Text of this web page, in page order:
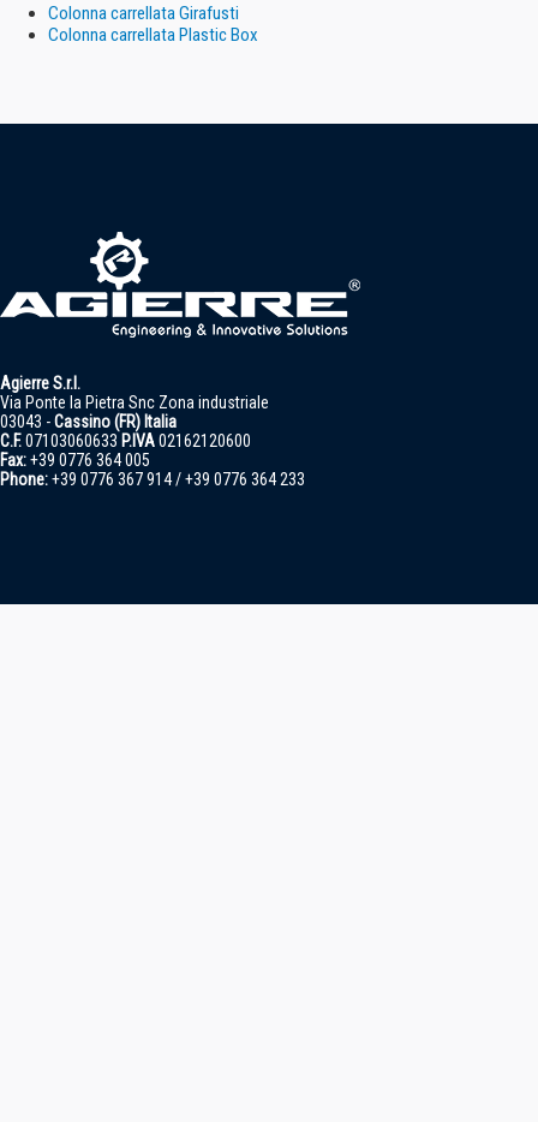
Colonna carrellata Girafusti
Colonna carrellata Plastic Box
Agierre S.r.l.
Via Ponte la Pietra Snc Zona industriale
03043 -Cassino (FR) Italia
C.F.07103060633 P.IVA02162120600
Fax:+39 0776 364 005
Phone:+39 0776 367 914 / +39 0776 364 233